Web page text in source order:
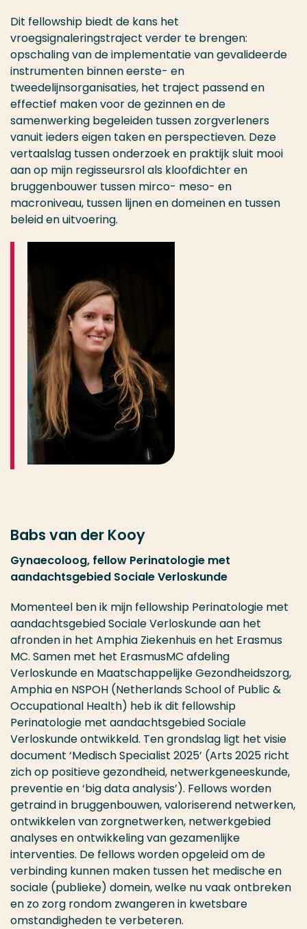
Dit fellowship biedt de kans het
vroegsignaleringstraject verder te brengen:
opschaling van de implementatie van gevalideerde
instrumenten binnen eerste- en
tweedelijnsorganisaties, het traject passend en
effectief maken voor de gezinnen en de
samenwerking begeleiden tussen zorgverleners
vanuit ieders eigen taken en perspectieven. Deze
vertaalslag tussen onderzoek en praktijk sluit mooi
aan op mijn regisseursrol als kloofdichter en
bruggenbouwer tussen mirco- meso- en
macroniveau, tussen lijnen en domeinen en tussen
beleid en uitvoering.
Babs van der Kooy
Gynaecoloog, fellow Perinatologie met
aandachtsgebied Sociale Verloskunde
Momenteel ben ik mijn fellowship Perinatologie met
aandachtsgebied Sociale Verloskunde aan het
afronden in het Amphia Ziekenhuis en het Erasmus
MC. Samen met het ErasmusMC afdeling
Verloskunde en Maatschappelijke Gezondheidszorg,
Amphia en NSPOH (Netherlands School of Public &
Occupational Health) heb ik dit fellowship
Perinatologie met aandachtsgebied Sociale
Verloskunde ontwikkeld. Ten grondslag ligt het visie
document ‘Medisch Specialist 2025’ (Arts 2025 richt
zich op positieve gezondheid, netwerkgeneeskunde,
preventie en ‘big data analysis’). Fellows worden
getraind in bruggenbouwen, valoriserend netwerken,
ontwikkelen van zorgnetwerken, netwerkgebied
analyses en ontwikkeling van gezamenlijke
interventies. De fellows worden opgeleid om de
verbinding kunnen maken tussen het medische en
sociale (publieke) domein, welke nu vaak ontbreken
en zo zorg rondom zwangeren in kwetsbare
omstandigheden te verbeteren.